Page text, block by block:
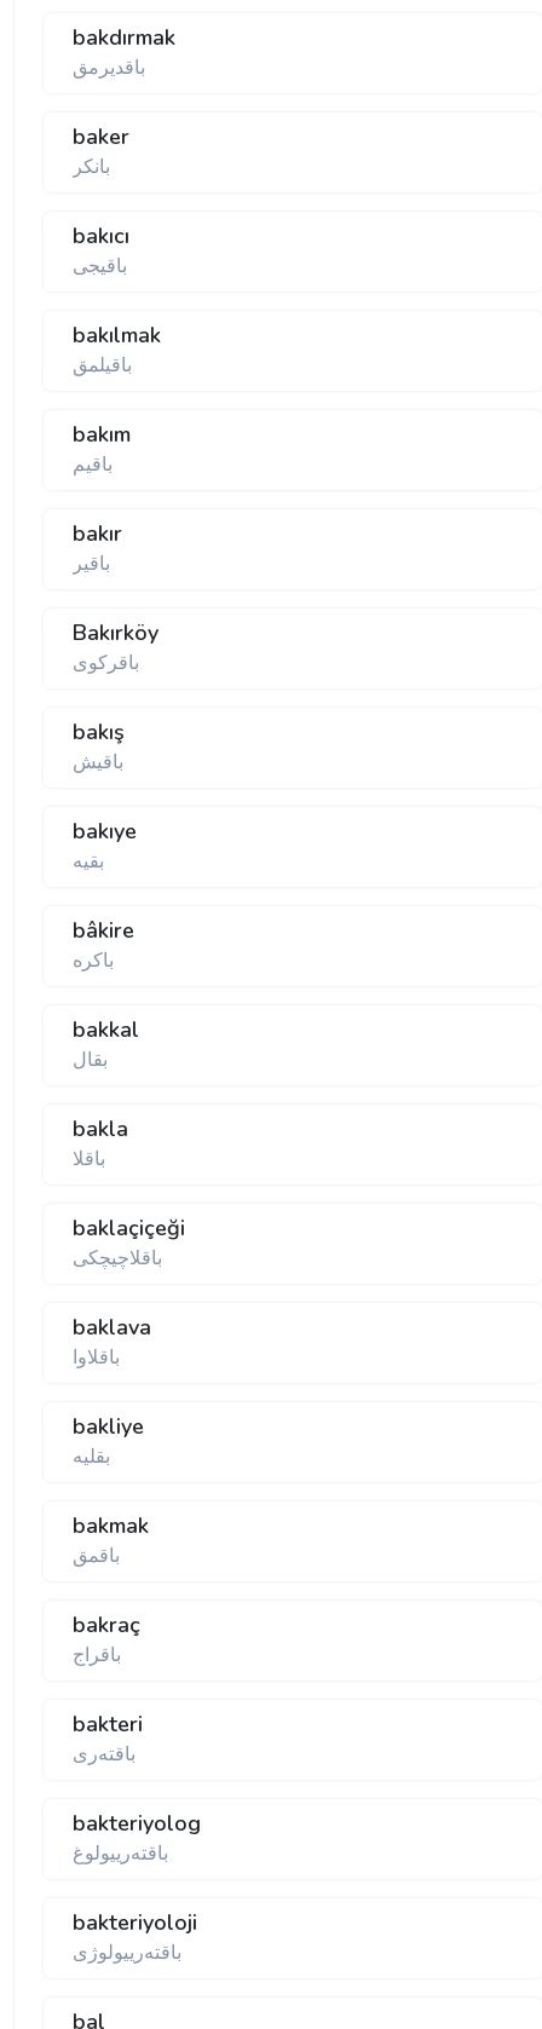
bakdırmak
باقدیرمق
baker
بانكر
bakıcı
باقیجی
bakılmak
باقیلمق
bakım
باقیم
bakır
باقیر
Bakırköy
باقركوی
bakış
باقیش
bakıye
بقیە
bâkire
باكره
bakkal
بقال
bakla
باقلا
baklaçiçeği
باقلاچیچكی
baklava
باقلاوا
bakliye
بقلیە
bakmak
باقمق
bakraç
باقراج
bakteri
باقتەری
bakteriyolog
باقتەرییولوغ
bakteriyoloji
باقتەرییولوژی
bal